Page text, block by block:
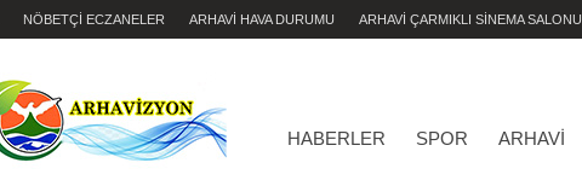
NÖBETÇİ ECZANELER ARHAVİ HAVA DURUMU ARHAVİ ÇARMIKLI SİNEMA SALONU
HABERLER SPOR ARHAVI